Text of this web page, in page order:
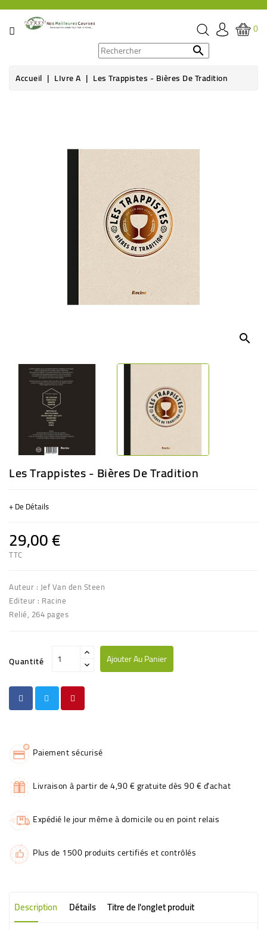
CATÉGORIE
ÉPICERIE
0

Accueil LIvre A Les Trappistes - Bières De Tradition
search
Les Trappistes - Bières De Tradition
+ De Détails
29,00 €
TTC
Auteur : Jef Van den Steen
Editeur : Racine
Relié, 264 pages
Quantité Ajouter Au Panier
Paiement sécurisé
Livraison à partir de 4,90 € gratuite dès 90 € d'achat
Expédié le jour même à domicile ou en point relais
Plus de 1500 produits certifiés et contrôlés
Description Détails Titre de l'onglet produit